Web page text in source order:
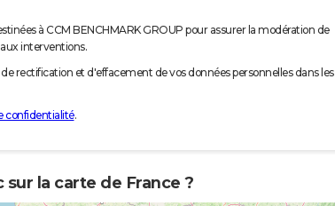
à CCM BENCHMARK GROUP pour assurer la modération de
interventions.
rectification et d'effacement de vos données personnelles dans les
confidentialité.
la carte de France ?